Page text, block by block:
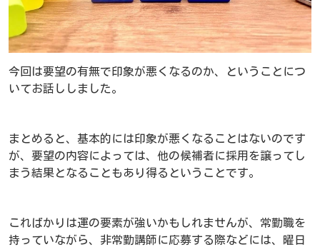
今回は要望の有無で印象が悪くなるのか、ということにつ
いてお話ししました。
まとめると、基本的には印象が悪くなることはないのです
が、要望の内容によっては、他の候補者に採用を譲ってし
まう結果となることもあり得るということです。
こればかりは運の要素が強いかもしれませんが、常勤職を
持っていながら、非常勤講師に応募する際などには、曜日